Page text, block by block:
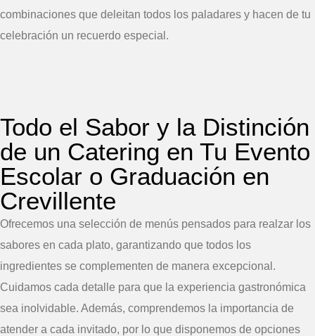
combinaciones que deleitan todos los paladares y hacen de tu
celebración un recuerdo especial.
Todo el Sabor y la Distinción
de un Catering en Tu Evento
Escolar o Graduación en
Crevillente
Ofrecemos una selección de menús pensados para realzar los
sabores en cada plato, garantizando que todos los
ingredientes se complementen de manera excepcional.
Cuidamos cada detalle para que la experiencia gastronómica
sea inolvidable. Además, comprendemos la importancia de
atender a cada invitado, por lo que disponemos de opciones